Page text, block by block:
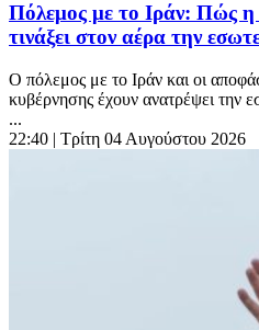
Πόλεμος με το Ιράν: Πώς η
τινάξει στον αέρα την
Ο πόλεμος με το Ιράν και οι
κυβέρνησης έχουν ανατρέψει την
...
22:40 | Τρίτη 04 Αυγούστου 2026